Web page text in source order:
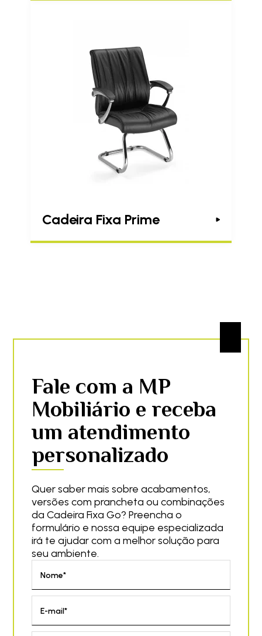
Cadeira Fixa Prime
Fale com a MP
Mobiliário e receba
um atendimento
personalizado
Quer saber mais sobre acabamentos,
versões com prancheta ou combinações
da Cadeira Fixa Go? Preencha o
formulário e nossa equipe especializada
irá te ajudar com a melhor solução para
seu ambiente.
Nome*
E-mail*